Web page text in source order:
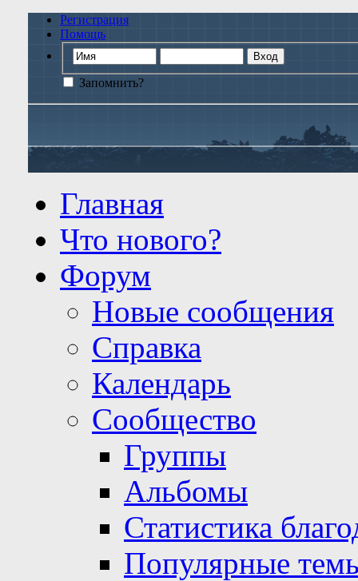
Регистрация
Помощь
Запомнить?
Главная
Что нового?
Форум
Новые сообщения
Справка
Календарь
Сообщество
Группы
Альбомы
Статистика
Популярные